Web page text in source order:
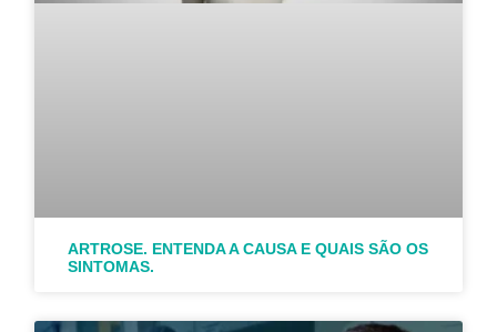
ARTROSE. ENTENDA A CAUSA E QUAIS SÃO OS
SINTOMAS.